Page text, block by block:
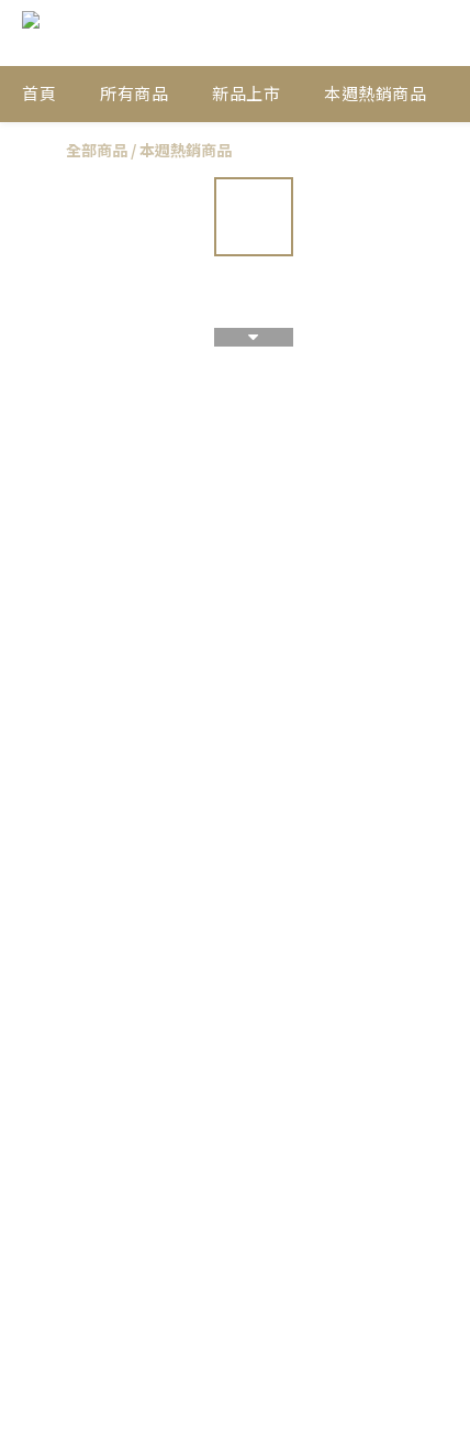
首頁 所有商品 新品上市 本週熱銷商品
全部商品 /本週熱銷商品